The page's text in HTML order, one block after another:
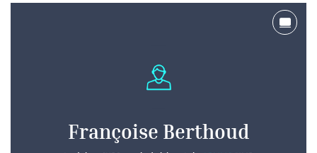
Françoise Berthoud